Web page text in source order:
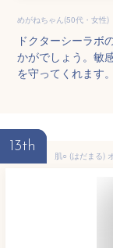
めがねちゃん(50代・女性)
ドクターシーラボ
かがでしょう。敏
を守ってくれます。
13th